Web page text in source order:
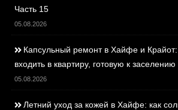
Часть 15
05.08.2026
Капсульный ремонт в Хайфе и
входить в квартиру, готовую к заселению
05.08.2026
Летний уход за кожей в Хайфе: как